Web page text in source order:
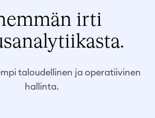
irti
taloudellinen ja operatiivinen
hallinta.